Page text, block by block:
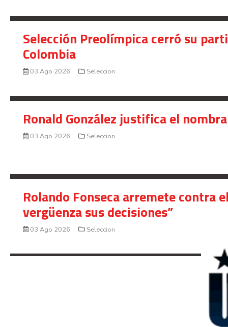
Selección Preolímpica cerró su
Colombia
03 Ago 2026 Seleccion
Ronald González justifica el
03 Ago 2026 Seleccion
Rolando Fonseca arremete contra
vergüenza sus decisiones”
03 Ago 2026 Seleccion